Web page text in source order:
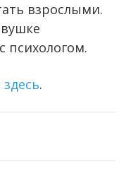
взрослыми.
психологом.
здесь.